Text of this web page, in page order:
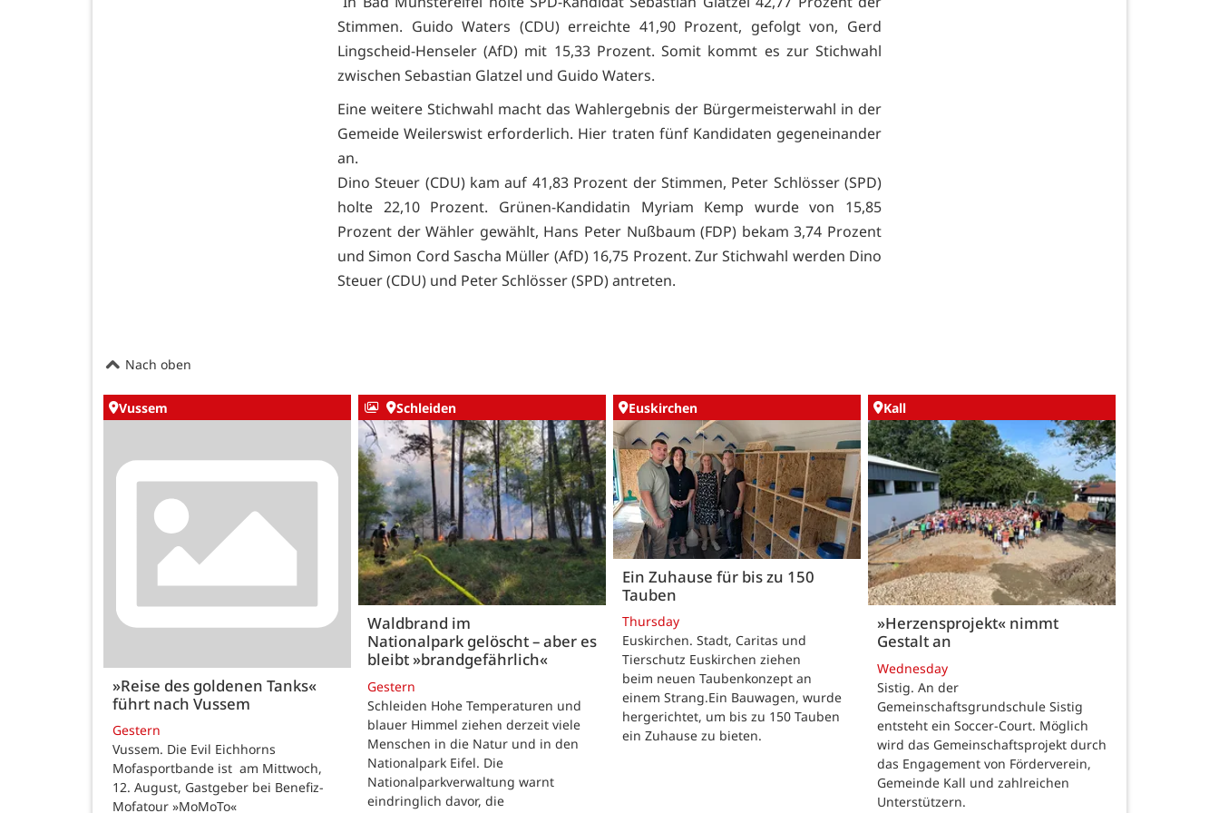
Stimmen. Guido Waters (CDU) erreichte 41,90 Prozent, gefolgt von, Gerd
Lingscheid-Henseler (AfD) mit 15,33 Prozent. Somit kommt es zur Stichwahl
zwischen Sebastian Glatzel und Guido Waters.
Eine weitere Stichwahl macht das Wahlergebnis der Bürgermeisterwahl in der
Gemeide Weilerswist erforderlich. Hier traten fünf Kandidaten gegeneinander
an.
Dino Steuer (CDU) kam auf 41,83 Prozent der Stimmen, Peter Schlösser (SPD)
holte 22,10 Prozent. Grünen-Kandidatin Myriam Kemp wurde von 15,85
Prozent der Wähler gewählt, Hans Peter Nußbaum (FDP) bekam 3,74 Prozent
und Simon Cord Sascha Müller (AfD) 16,75 Prozent. Zur Stichwahl werden Dino
Steuer (CDU) und Peter Schlösser (SPD) antreten.
Nach oben
Vussem
»Reise des goldenen Tanks«
führt nach Vussem
Gestern
Vussem. Die Evil Eichhorns
Mofasportbande ist am Mittwoch,
12. August, Gastgeber bei Benefiz-
Mofatour »MoMoTo«
Schleiden
Waldbrand im
Nationalpark gelöscht – aber es
bleibt »brandgefährlich«
Gestern
Schleiden Hohe Temperaturen und
blauer Himmel ziehen derzeit viele
Menschen in die Natur und in den
Nationalpark Eifel. Die
Nationalparkverwaltung warnt
eindringlich davor, die
Euskirchen
Ein Zuhause für bis zu 150
Tauben
Thursday
Euskirchen. Stadt, Caritas und
Tierschutz Euskirchen ziehen
beim neuen Taubenkonzept an
einem Strang.Ein Bauwagen, wurde
hergerichtet, um bis zu 150 Tauben
ein Zuhause zu bieten.
Kall
»Herzensprojekt« nimmt
Gestalt an
Wednesday
Sistig. An der
Gemeinschaftsgrundschule Sistig
entsteht ein Soccer-Court. Möglich
wird das Gemeinschaftsprojekt durch
das Engagement von Förderverein,
Gemeinde Kall und zahlreichen
Unterstützern.